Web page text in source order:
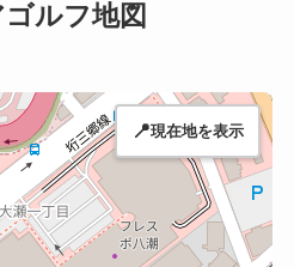
ルフ地図
📍現在地を表示